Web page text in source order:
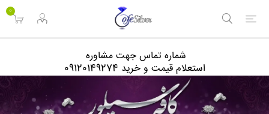
0
شماره تماس جهت مشاوره
استعلام قیمت و خرید 09120149274